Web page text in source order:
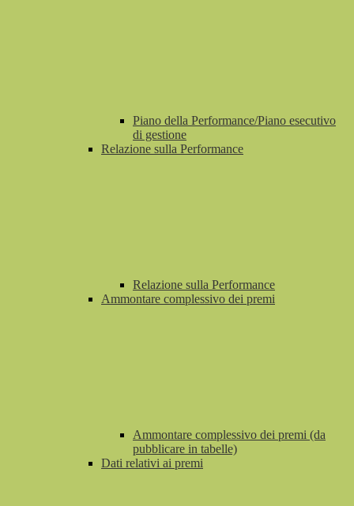
Piano della Performance/Piano esecutivo
di gestione
Relazione sulla Performance
Relazione sulla Performance
Ammontare complessivo dei premi
Ammontare complessivo dei premi (da
pubblicare in tabelle)
Dati relativi ai premi